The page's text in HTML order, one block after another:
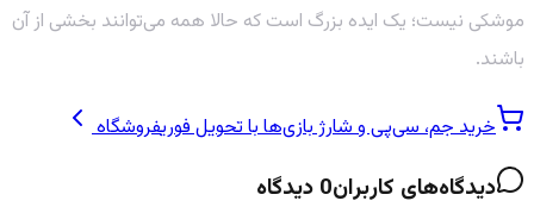
موشکی نیست؛ یک ایده بزرگ است که حالا همه می‌توانند بخشی از آن
باشند.
خرید جم، سی‌پی و شارژ بازی‌ها با تحویل فوریفروشگاه
دیدگاه‌های کاربران0 دیدگاه